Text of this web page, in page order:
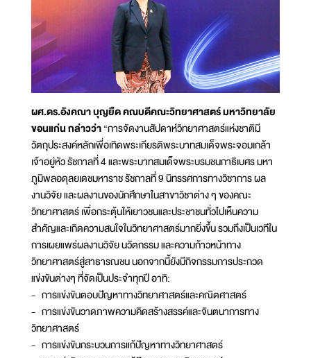
ผศ.ดร.อังคณา บุญยืด คณบดีคณะวิทยาศาสตร์ มหาวิทยาลัย
ขอนแก่น กล่าวว่า“การจัดงานสัปดาห์วิทยาศาสตร์แห่งชาติมี
วัตถุประสงค์หลักเพื่อเทิดพระเกียรติพระบาทสมเด็จพระจอมเกล้า
เจ้าอยู่หัว รัชกาลที่ 4 และพระบาทสมเด็จพระบรมชนกาธิเบศร มหา
ภูมิพลอดุลยเดชมหาราช รัชกาลที่ 9 นิทรรศการทางวิชาการ ผล
งานวิจัย และผลงานของนักศึกษาในสาขาวิชาต่าง ๆ ของคณะ
วิทยาศาสตร์ เพื่อกระตุ้นให้เยาวชนและประชาชนทั่วไปเห็นความ
สำคัญและเกิดความสนใจในวิทยาศาสตร์มากยิ่งขึ้น รวมถึงเป็นเวทีใน
การเผยแพร่ผลงานวิจัย นวัตกรรม และความก้าวหน้าทาง
วิทยาศาสตร์สู่สาธารณชน นอกจากนี้ยังมีกิจกรรมการประกวด
แข่งขันต่างๆ ที่จัดเป็นประจำทุกปี อาทิ:
- การแข่งขันตอบปัญหาทางวิทยาศาสตร์และคณิตศาสตร์
- การแข่งขันวาดภาพความคิดสร้างสรรค์และจินตนาการทาง
วิทยาศาสตร์
- การแข่งขันกระบวนการแก้ปัญหาทางวิทยาศาสตร์